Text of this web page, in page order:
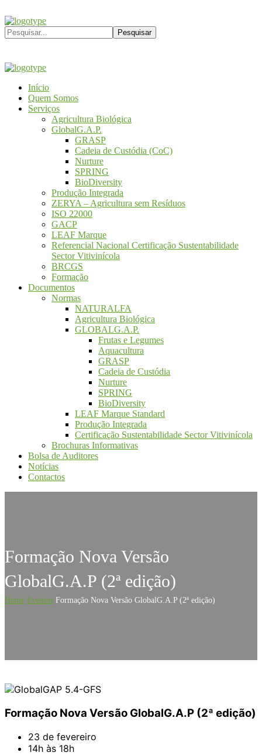
Início
Quem Somos
Serviços
Agricultura Biológica
GlobalG.A.P.
GRASP
Cadeia de Custódia (CoC)
Nurture
SPRING
BioDiversity
Produção Integrada
ZERYA – Agricultura sem Resíduos
ISO 22000
GACP
LEAF Marque
Referencial Nacional Certificação Sustentabilidade
Sector Vitivinícola
BRCGS
Formação
Documentos
Normas
NATURALFA
Agricultura Biológica
GLOBALG.A.P.
Frutas e Legumes
Aquacultura
GRASP
Cadeia de Custódia
Nurture
SPRING
BioDiversity
LEAF Marque Standard
Produção Integrada
Certificação Sustentabilidade Sector Vitivinícola
Brochuras Informativas
Bolsa de Auditores
Notícias
Contactos
Formação Nova Versão
GlobalG.A.P (2ª edição)
Home Eventos Formação Nova Versão GlobalG.A.P (2ª edição)
Formação Nova Versão GlobalG.A.P (2ª edição)
23 de fevereiro
14h às 18h